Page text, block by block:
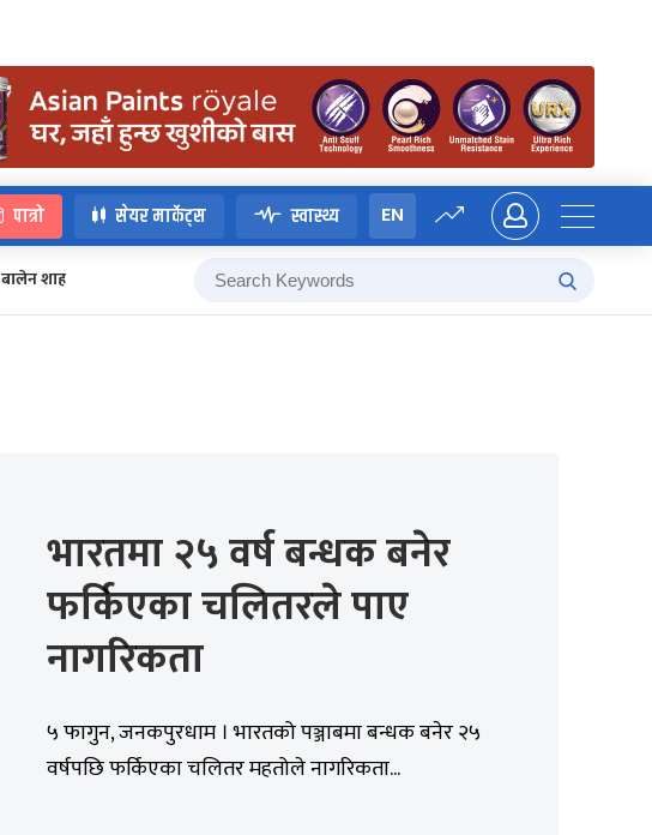
पात्रो सेयर मार्केट्स स्वास्थ्य EN
बालेन शाह
भारतमा २५ वर्ष बन्धक बनेर
फर्किएका चलितरले पाए
नागरिकता
५ फागुन, जनकपुरधाम । भारतको पञ्जाबमा बन्धक बनेर २५
वर्षपछि फर्किएका चलितर महतोले नागरिकता...